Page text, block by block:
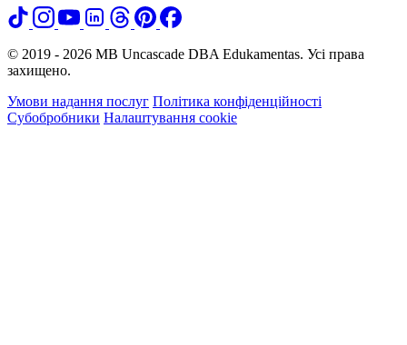
© 2019 - 2026 MB Uncascade DBA Edukamentas. Усі права
захищено.
Умови надання послуг Політика конфіденційності
Субобробники Налаштування cookie